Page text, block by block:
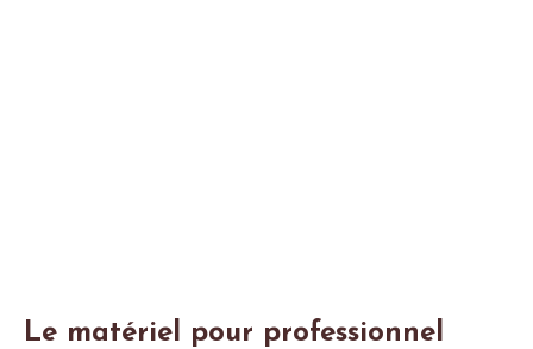
Le matériel pour professionnel